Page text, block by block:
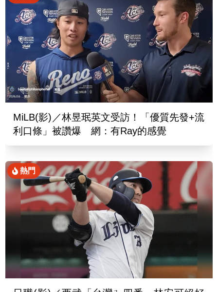
MiLB(影)／林昱珉英文受訪！「優質先發+流
利口條」被讚爆 網：有Ray的感覺
熱門